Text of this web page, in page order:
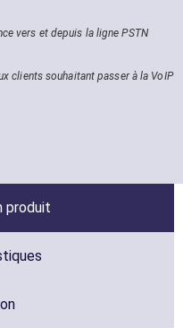
vers et depuis la ligne PSTN
clients souhaitant passer à la VoIP
produit